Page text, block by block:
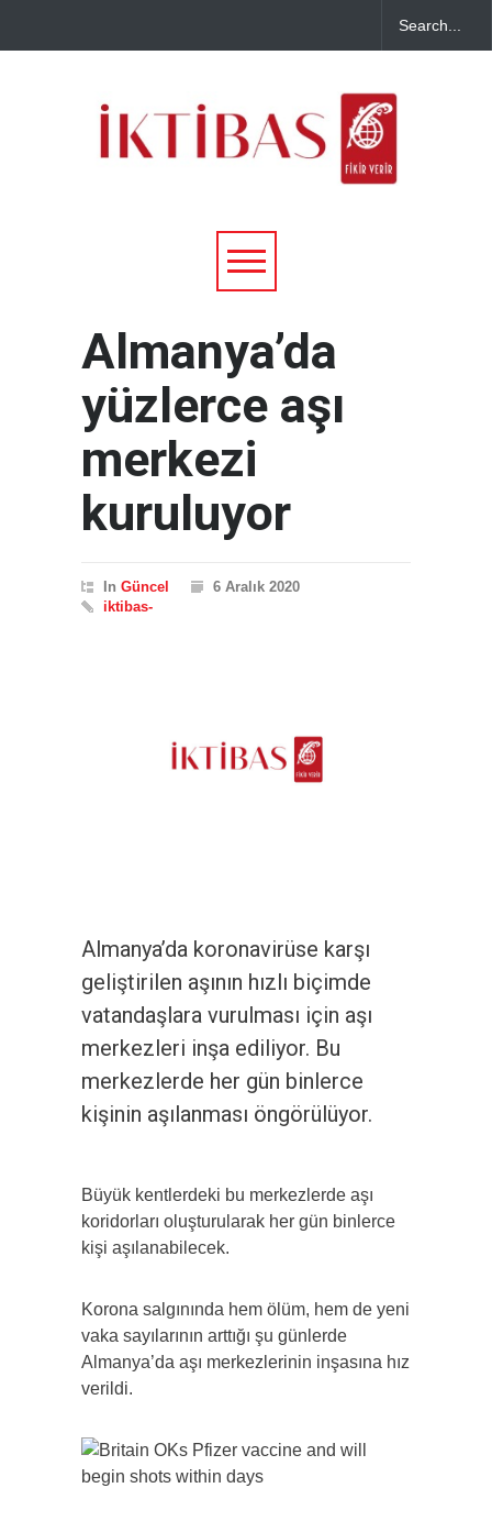
Almanya’da
yüzlerce aşı
merkezi
kuruluyor
In Güncel
6 Aralık 2020
iktibas-
Almanya’da koronavirüse karşı
geliştirilen aşının hızlı biçimde
vatandaşlara vurulması için aşı
merkezleri inşa ediliyor. Bu
merkezlerde her gün binlerce
kişinin aşılanması öngörülüyor.
Büyük kentlerdeki bu merkezlerde aşı
koridorları oluşturularak her gün binlerce
kişi aşılanabilecek.
Korona salgınında hem ölüm, hem de yeni
vaka sayılarının arttığı şu günlerde
Almanya’da aşı merkezlerinin inşasına hız
verildi.